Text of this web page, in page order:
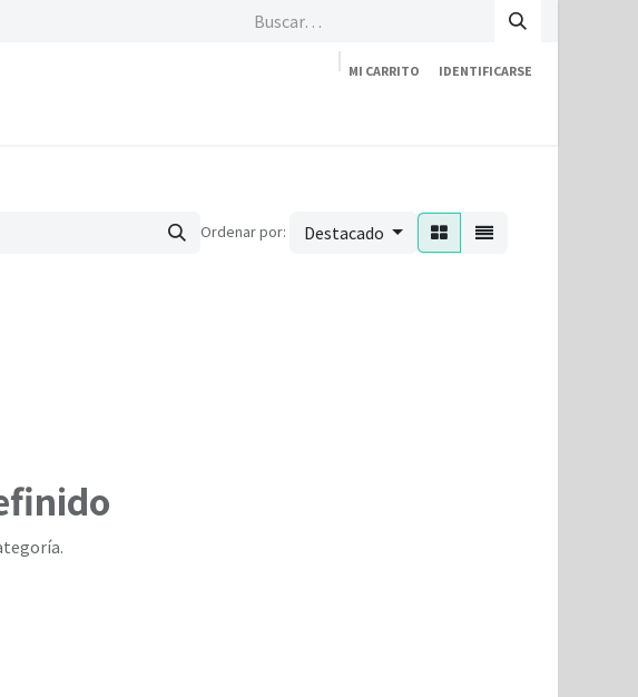
MI CARRITO IDENTIFICARSE
Ordenar por: Destacado